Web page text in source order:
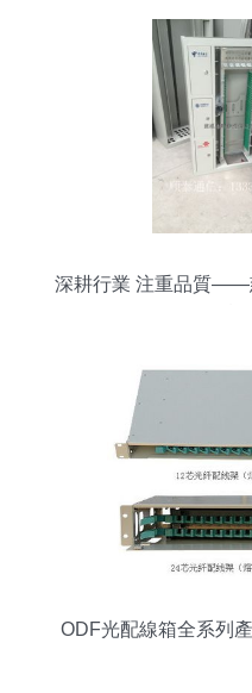
深耕行業 注重品質——
ODF光配線箱全系列